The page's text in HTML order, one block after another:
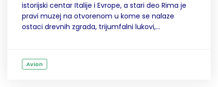
istorijski centar Italije i Evrope, a stari deo Rima je
pravi muzej na otvorenom u kome se nalaze
ostaci drevnih zgrada, trijumfalni lukovi,...
Avion